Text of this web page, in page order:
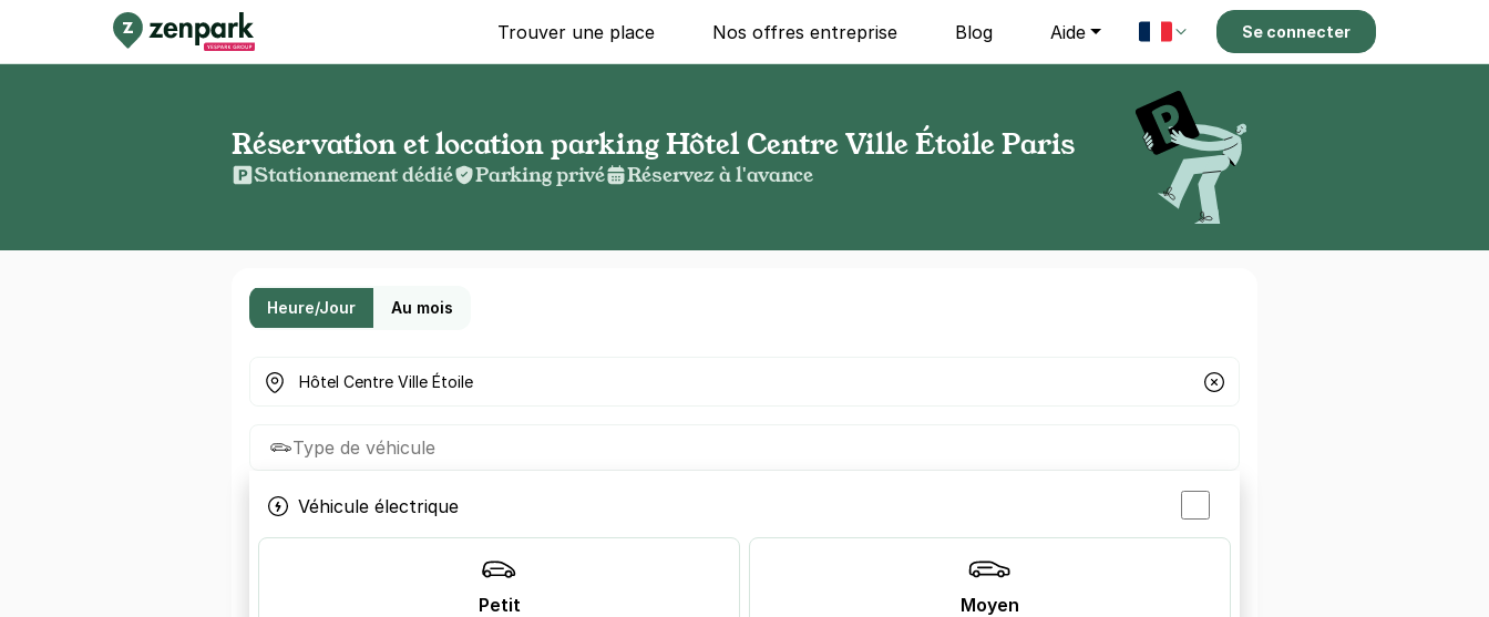
Trouver une place Nos offres entreprise Blog Aide Se connecter
Réservation et location parking Hôtel Centre Ville Étoile Paris
Stationnement dédié Parking privé Réservez à l'avance
Heure/Jour Au mois
Où cherchez-vous un parking ?
Type de véhicule
Véhicule électrique
Petit Moyen